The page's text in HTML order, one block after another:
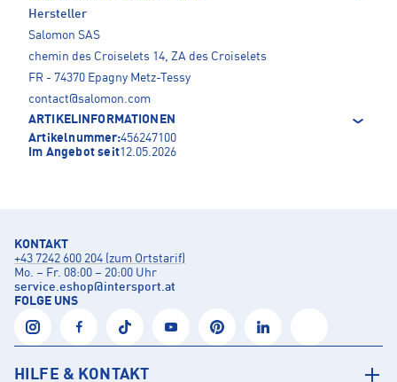
Hersteller
Salomon SAS
chemin des Croiselets 14, ZA des Croiselets
FR - 74370 Epagny Metz-Tessy
contact@salomon.com
ARTIKELINFORMATIONEN
Artikelnummer:456247100
Im Angebot seit12.05.2026
KONTAKT
+43 7242 600 204 (zum Ortstarif)
Mo. – Fr. 08:00 – 20:00 Uhr
service.eshop@intersport.at
FOLGE UNS
HILFE & KONTAKT